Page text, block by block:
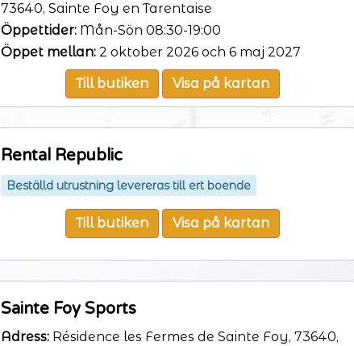
73640, Sainte Foy en Tarentaise
Öppettider: Mån-Sön 08:30-19:00
Öppet mellan: 2 oktober 2026 och 6 maj 2027
Till butiken Visa på kartan
Rental Republic
Beställd utrustning levereras till ert boende
Till butiken Visa på kartan
Sainte Foy Sports
Adress: Résidence les Fermes de Sainte Foy, 73640,